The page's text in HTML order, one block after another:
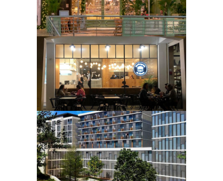
– Fórum Tivoli
COMMERCE ET BUREAUX
Hamburgueria do
bairro
COMMERCE ET BUREAUX
Immeuble Villa
Rosa Résidence